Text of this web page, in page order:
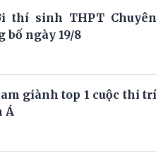
thí sinh THPT Chuyên
bố ngày 19/8
giành top 1 cuộc thi trí
Á